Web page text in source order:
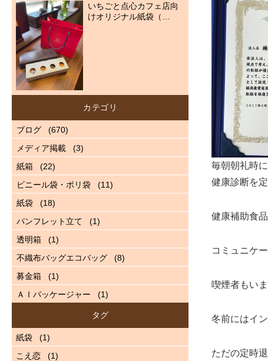
毎朝朝礼時
健康診断を
健康補助食
コミュニケ
喫煙者もい
冬前にはイ
ただの定時
いちごと点心カフェ店向
けオリジナル紙袋（…
カテゴリ
ブログ
(670)
メディア掲載
(3)
紙箱
(22)
ビニール袋・ポリ袋
(11)
紙袋
(18)
パンフレット立て
(1)
透明箱
(1)
不織布バッグエコバッグ
(8)
募金箱
(1)
ＡＩパッケージャー
(1)
タグ
紙袋
(1)
こえ恋
(1)